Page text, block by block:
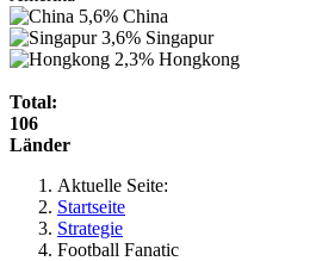
5,6% China
3,6% Singapur
2,3% Hongkong
Total:
106
Länder
Aktuelle Seite:
Startseite
Strategie
Football Fanatic